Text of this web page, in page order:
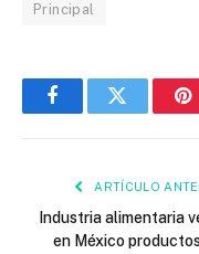
Principal
FacebookTwitter
ARTÍCULO
Industria alimentaria
en México